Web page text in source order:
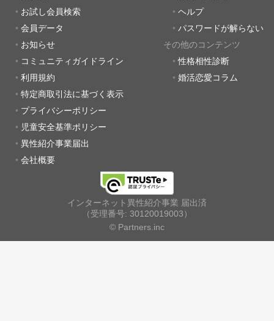
お試し会員検索
会員データ
お知らせ
コミュニティガイドライン
利用規約
特定商取引法に基づく表示
プライバシーポリシー
児童安全基準ポリシー
異性紹介事業届出
会社概要
ヘルプ
パスワードが解らない
その他のコンテンツ
性格相性診断
婚活恋愛コラム
インターネット異性紹介事業 届出済
（受理番号: 30120019003）
© Partners.inc